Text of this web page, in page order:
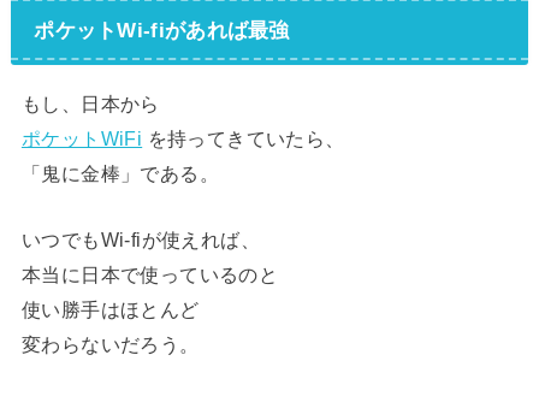
ポケットWi-fiがあれば最強
もし、日本から
ポケットWiFi を持ってきていたら、
「鬼に金棒」である。
いつでもWi-fiが使えれば、
本当に日本で使っているのと
使い勝手はほとんど
変わらないだろう。